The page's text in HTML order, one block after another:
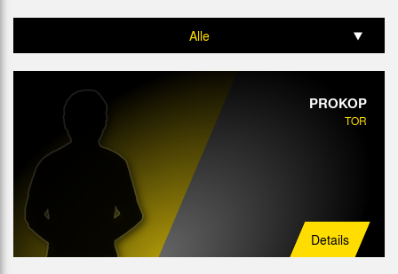
Alle
Tor
Mittelfeld
Angriff
PROKOP
TOR
Details